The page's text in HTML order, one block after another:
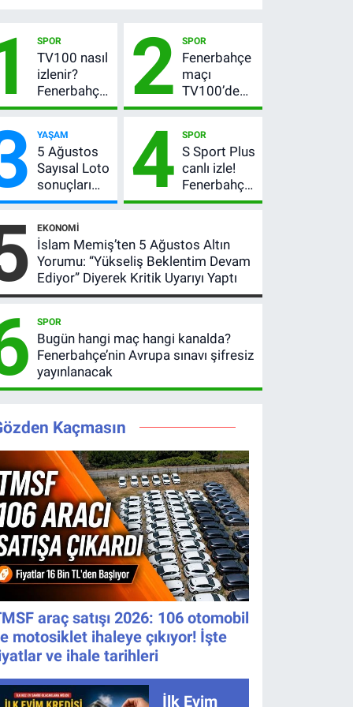
SPOR
TV100 nasıl
izlenir?
Fenerbahçe-
Sturm Graz
şifresiz
canlı yayın
bilgileri
2 SPOR
Fenerbahçe
maçı
TV100’de
mi? Sturm
hangi
kanalda,
saat kaçta?
YAŞAM
5 Ağustos
Sayısal Loto
sonuçları
açıklandı!
TL devretti
4 SPOR
S Sport Plus
canlı izle!
Fenerbahçe-
Sturm Graz
EKONOMI
İslam Memiş’ten 5 Ağustos Altın
Yorumu: “Yükseliş Beklentim Devam
Ediyor” Diyerek Kritik Uyarıyı Yaptı
SPOR
Bugün hangi maç hangi kanalda?
Fenerbahçe’nin Avrupa sınavı şifresiz
yayınlanacak
Kaçmasın
araç satışı 2026: 106 otomobil
motosiklet ihaleye çıkıyor! İşte
ve ihale tarihleri
İlk Evim